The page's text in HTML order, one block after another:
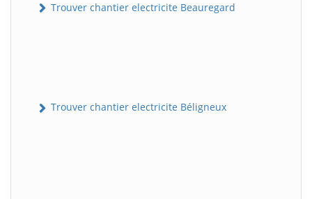
Trouver chantier electricite Beauregard
Trouver chantier electricite Béligneux